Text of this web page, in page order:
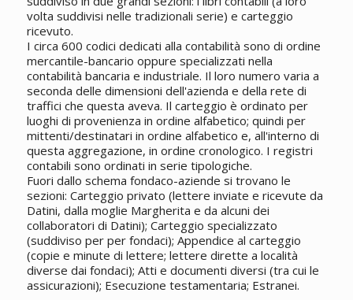
volta suddivisi nelle tradizionali serie) e carteggio
ricevuto.
I circa 600 codici dedicati alla contabilità sono di ordine
mercantile-bancario oppure specializzati nella
contabilità bancaria e industriale. Il loro numero varia a
seconda delle dimensioni dell'azienda e della rete di
traffici che questa aveva. Il carteggio è ordinato per
luoghi di provenienza in ordine alfabetico; quindi per
mittenti/destinatari in ordine alfabetico e, all'interno di
questa aggregazione, in ordine cronologico. I registri
contabili sono ordinati in serie tipologiche.
Fuori dallo schema fondaco-aziende si trovano le
sezioni: Carteggio privato (lettere inviate e ricevute da
Datini, dalla moglie Margherita e da alcuni dei
collaboratori di Datini); Carteggio specializzato
(suddiviso per per fondaci); Appendice al carteggio
(copie e minute di lettere; lettere dirette a località
diverse dai fondaci); Atti e documenti diversi (tra cui le
assicurazioni); Esecuzione testamentaria; Estranei.